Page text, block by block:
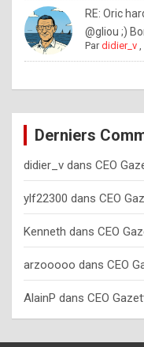
RE: Oric
@gliou ;)
Pardidier_v ,
Derniers
didier_v dans CEO
ylf22300 dans CEO
Kenneth dans CEO
arzooooo dans CEO
AlainP dans CEO